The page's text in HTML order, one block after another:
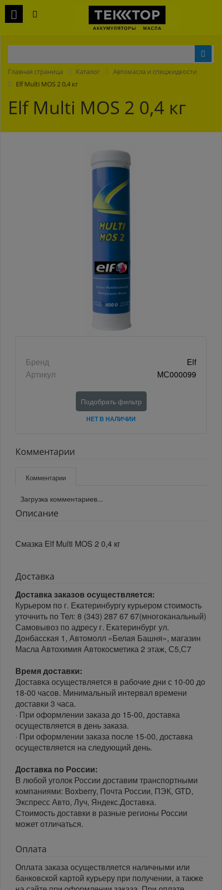
Главная страница Каталог
Автомасла и спецжидкости
Elf Multi MOS 2 0,4 кг
Elf Multi MOS 2 0,4 кг
Бренд
Elf
Артикул
МС000099
Подобрать фильтр
НЕТ В НАЛИЧИИ
Комментарии
Комментарии
Загрузка комментариев...
Описание
Смазка Elf Multi MOS 2 0,4 кг
Доставка
Доставка заказов осуществляется:
Курьером по г. Екатеринбургу курьером стоимость
уточнить по Тел: 8 (343) 287 67 67(многоканальный)
Самовывоз по адресу г. Екатеринбург ул.
Донбасская 1, Автомолл «Белая Башня», магазин
Масла Автохимия Автокосметика 2 этаж, С5,С7
Время доставки:
Доставка осуществляется в рабочие дни с 10-00 до
18-00 часов. Минимальный интервал времени
доставки 3 часа.
· При оформлении заказа до 15-00, доставка
осуществляется в день заказа.
· При оформлении заказа после 15-00, доставка
осуществляется на следующий день.
Доставка по России:
В любой уголок России доставим транспортными
компаниями: Boxberry, Почта России, ПЭК, GTD,
Экспресс Авто, Луч, Яндекс.Доставка.
Стоимость доставки в разные регионы России
может отличаться.
Оплата
Оплата заказа осуществляется наличными или
банковской картой курьеру при получении, а также